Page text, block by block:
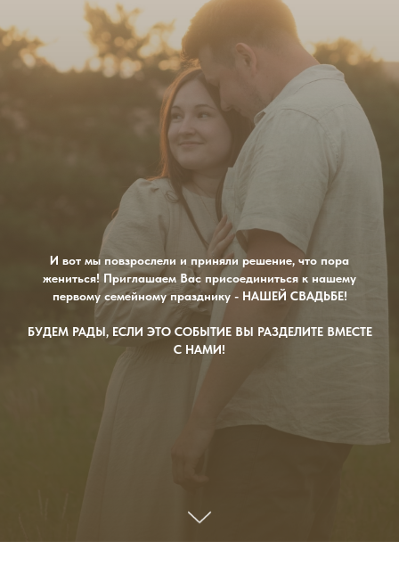
И вот мы повзрослели и приняли решение, что пора
жениться! Приглашаем Вас присоединиться к нашему
первому семейному празднику - НАШЕЙ СВАДЬБЕ!
БУДЕМ РАДЫ, ЕСЛИ ЭТО СОБЫТИЕ ВЫ РАЗДЕЛИТЕ ВМЕСТЕ
С НАМИ!